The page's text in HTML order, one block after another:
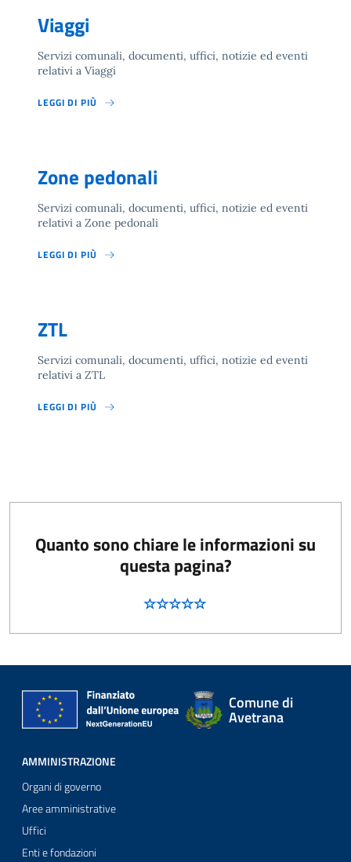
Viaggi
Servizi comunali, documenti, uffici, notizie ed eventi
relativi a Viaggi
LEGGI DI PIÙ
Zone pedonali
Servizi comunali, documenti, uffici, notizie ed eventi
relativi a Zone pedonali
LEGGI DI PIÙ
ZTL
Servizi comunali, documenti, uffici, notizie ed eventi
relativi a ZTL
LEGGI DI PIÙ
Quanto sono chiare le informazioni su
questa pagina?
Comune di
Avetrana
AMMINISTRAZIONE
Organi di governo
Aree amministrative
Uffici
Enti e fondazioni